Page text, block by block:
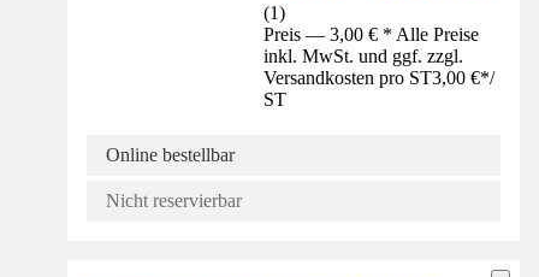
(1)
Preis — 3,00 € * Alle Preise
inkl. MwSt. und ggf. zzgl.
Versandkosten pro ST3,00 €*/
ST
Online bestellbar
Nicht reservierbar